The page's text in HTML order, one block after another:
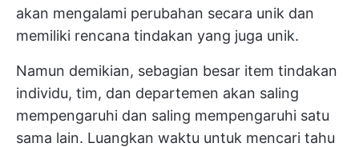
akan mengalami perubahan secara unik dan
memiliki rencana tindakan yang juga unik.
Namun demikian, sebagian besar item tindakan
individu, tim, dan departemen akan saling
mempengaruhi dan saling mempengaruhi satu
sama lain. Luangkan waktu untuk mencari tahu